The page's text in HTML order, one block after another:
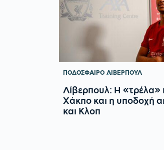
ΠΟΔΟΣΦΑΙΡΟ ΛΙΒΕΡΠΟΥΛ
Λίβερπουλ: Η «τρέλα»
Χάκπο και η υποδοχή
και Κλοπ